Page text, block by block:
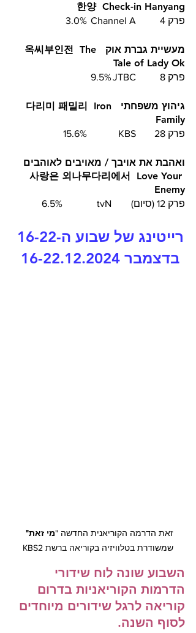
한양  Check-in Hanyang
פרק 4	Channel A 	3.0%
מעשיית גברת אוק  옥씨부인전  The
Tale of Lady Ok
פרק 8	JTBC	9.5%
גיהוץ משפחתי  다리미 패밀리  Iron
Family
פרק 28	KBS		15.6%
ואהבת את אויבך / מאויבים לאוהבים
사랑은 외나무다리에서  Love Your
Enemy
פרק 12 (סיום)	tvN		6.5%
בדצמבר 16-22.12.2024
זאת הדרמה הקוריאנית החדשה "מי זאת"
שמשודרת בטלוויזיה בקוריאה ברשת KBS2
השבוע שונה לוח שידורי
הדרמות הקוריאניות בדרום
קוריאה לרגל שידורים מיוחדים
לסוף השנה.